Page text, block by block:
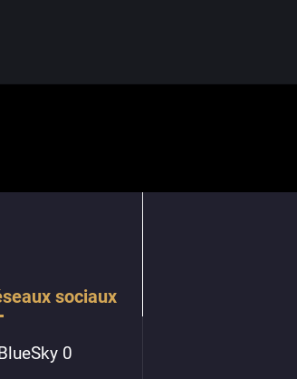
sociaux
0